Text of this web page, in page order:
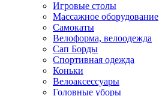
Игровые столы
Массажное оборудование
Самокаты
Велоформа, велоодежда
Сап Борды
Спортивная одежда
Коньки
Велоаксессуары
Головные уборы